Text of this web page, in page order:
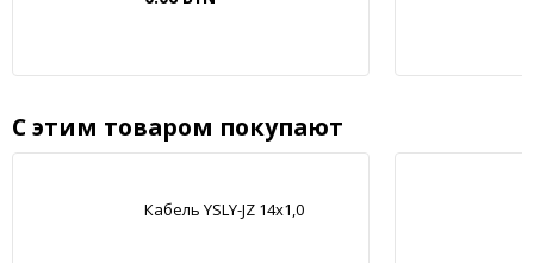
С этим товаром покупают
Кабель YSLY-JZ 14x1,0